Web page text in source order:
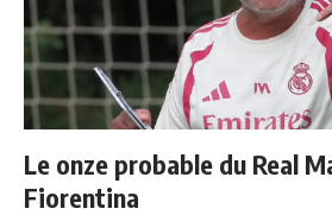
Le onze probable du Real
Fiorentina